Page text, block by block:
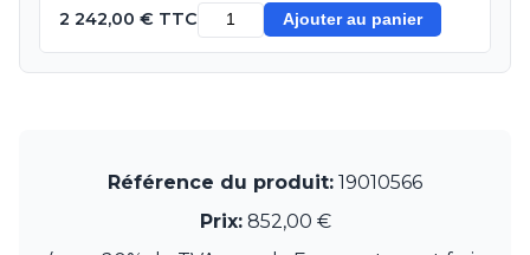
Sedap
Siru
Vincent Sheppard
2 242,00 € TTC
Ajouter au panier
Référence du produit: 19010566
Prix:852,00 €